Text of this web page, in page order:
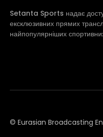
Setanta Sports надає
ексклюзивних прямих
найпопулярніших
© Eurasian Broadcasting